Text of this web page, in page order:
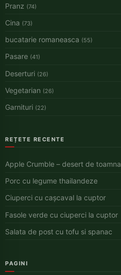
Pranz (74)
Cina (73)
bucatarie romaneasca (55)
Pasare (41)
Deserturi (26)
Vegetarian (26)
Garnituri (22)
REȚETE RECENTE
Apple Crumble – desert de toamna
Porc cu legume thailandeze
Ciuperci cu cașcaval la cuptor
Fasole verde cu ciuperci la cuptor
Salata de post cu tofu si spanac
PAGINI